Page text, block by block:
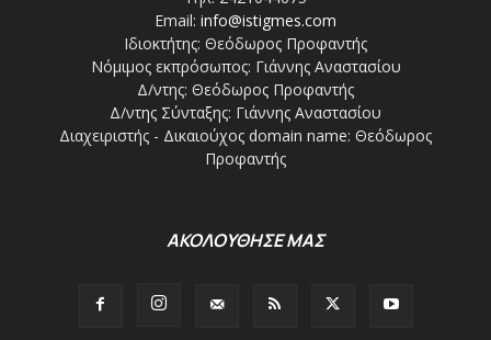
Email: info@istigmes.com
Ιδιοκτήτης: Θεόδωρος Προφαντής
Νόμιμος εκπρόσωπος: Γιάννης Αναστασίου
Δ/ντης: Θεόδωρος Προφαντής
Δ/ντης Σύνταξης: Γιάννης Αναστασίου
Διαχειριστής - Δικαιούχος domain name: Θεόδωρος
Προφαντής
ΑΚΟΛΟΥΘΗΣΕ ΜΑΣ